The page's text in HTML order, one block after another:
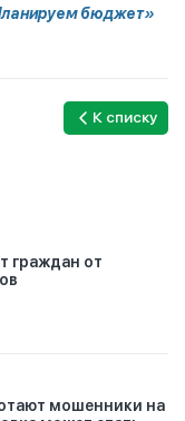
бюджет»
К списку
граждан от
мошенники на